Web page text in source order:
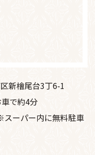
新檜尾台3丁6-1
車で約4分
ーパー内に無料駐車